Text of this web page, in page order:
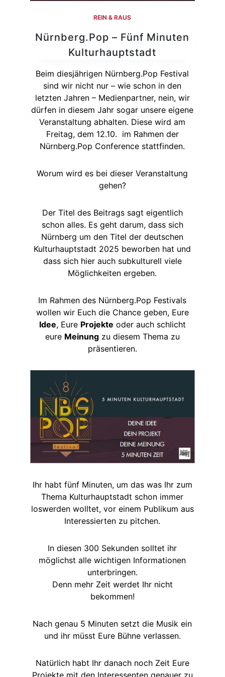
REIN & RAUS
Nürnberg.Pop – Fünf Minuten
Kulturhauptstadt
Beim diesjährigen Nürnberg.Pop Festival
sind wir nicht nur – wie schon in den
letzten Jahren – Medienpartner, nein, wir
dürfen in diesem Jahr sogar unsere eigene
Veranstaltung abhalten. Diese wird am
Freitag, dem 12.10. im Rahmen der
Nürnberg.Pop Conference stattfinden.
Worum wird es bei dieser Veranstaltung
gehen?
Der Titel des Beitrags sagt eigentlich
schon alles. Es geht darum, dass sich
Nürnberg um den Titel der deutschen
Kulturhauptstadt 2025 beworben hat und
dass sich hier auch subkulturell viele
Möglichkeiten ergeben.
Im Rahmen des Nürnberg.Pop Festivals
wollen wir Euch die Chance geben, Eure
Idee, Eure Projekte oder auch schlicht
eure Meinungzu diesem Thema zu
präsentieren.
Ihr habt fünf Minuten, um das was Ihr zum
Thema Kulturhauptstadt schon immer
loswerden wolltet, vor einem Publikum aus
Interessierten zu pitchen.
In diesen 300 Sekunden solltet ihr
möglichst alle wichtigen Informationen
unterbringen.
Denn mehr Zeit werdet Ihr nicht
bekommen!
Nach genau 5 Minuten setzt die Musik ein
und ihr müsst Eure Bühne verlassen.
Natürlich habt Ihr danach noch Zeit Eure
Projekte mit den Interessenten genauer zu